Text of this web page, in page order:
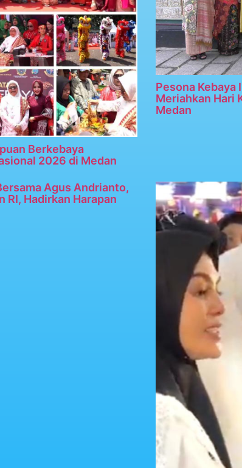
Berkebaya
2026 di Medan
Pesona Kebaya
Meriahkan Hari
Medan
Agus Andrianto,
RI, Hadirkan Harapan